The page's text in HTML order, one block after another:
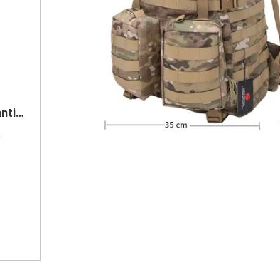
Anti équipement de la police anti-émeute